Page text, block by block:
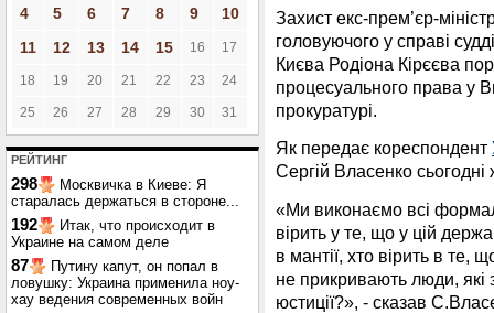
4
5 6 7 8 9
10
11
12 13 14 15 16 17
18 19 20 21 22 23 24
25 26 27 28 29 30 31
РЕЙТИНГ
298
Москвичка в Киеве: Я
старалась держаться в стороне...
192
Итак, что происходит в
Украине на самом деле
87
Путину капут, он попал в
ловушку: Украина применила ноу-
хау ведения современных войн
Захист екс-прем’єр-
головуючого у справі
Києва Родіона Кірєєва
процесуального права у
прокуратурі.
Як передає кореспондент
Сергій Власенко сьогодні
«Ми виконаємо всі
вірить у те, що у цій
в мантії, хто вірить в те,
не прикривають люди, які
юстиції?», - сказав